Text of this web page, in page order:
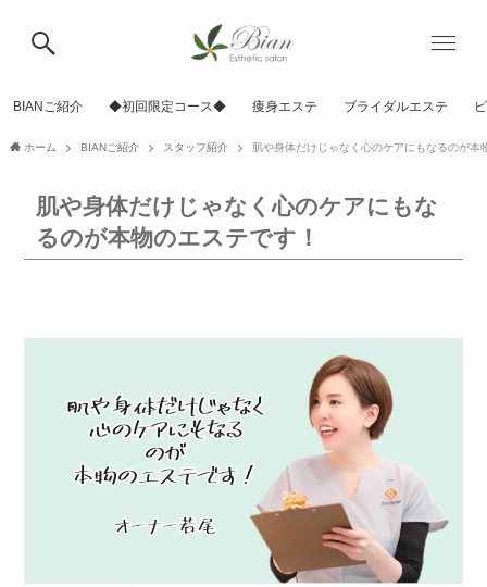
BIANご紹介 ◆初回限定コース◆ 痩身エステ ブライダルエステ
ホーム BIANご紹介 スタッフ紹介 肌や身体だけじゃなく心のケアにもなるのが本
肌や身体だけじゃなく心のケアにもな
るのが本物のエステです！